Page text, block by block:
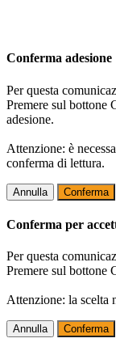
Conferma adesione
Per questa
Premere sul bottone
adesione.
Attenzione: è
conferma di lettura.
Annulla Conferma
Conferma per
Per questa
Premere sul bottone
Attenzione: la scelta
Annulla Conferma